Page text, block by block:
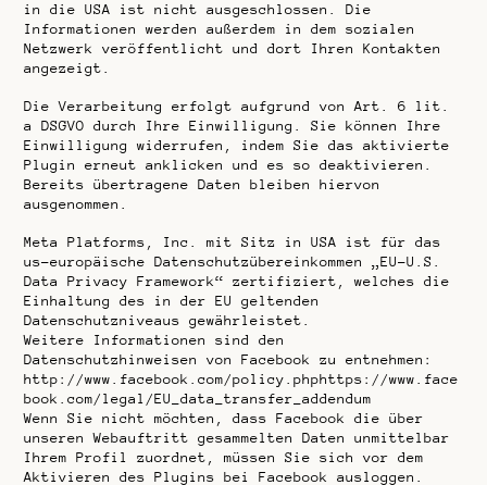
in die USA ist nicht ausgeschlossen. Die
Informationen werden außerdem in dem sozialen
Netzwerk veröffentlicht und dort Ihren Kontakten
angezeigt.
Die Verarbeitung erfolgt aufgrund von Art. 6 lit.
a DSGVO durch Ihre Einwilligung. Sie können Ihre
Einwilligung widerrufen, indem Sie das aktivierte
Plugin erneut anklicken und es so deaktivieren.
Bereits übertragene Daten bleiben hiervon
ausgenommen.
Meta Platforms, Inc. mit Sitz in USA ist für das
us-europäische Datenschutzübereinkommen „EU-U.S.
Data Privacy Framework“ zertifiziert, welches die
Einhaltung des in der EU geltenden
Datenschutzniveaus gewährleistet.
Weitere Informationen sind den
Datenschutzhinweisen von Facebook zu entnehmen:
http://www.facebook.com/policy.phphttps://www.face
book.com/legal/EU_data_transfer_addendum
Wenn Sie nicht möchten, dass Facebook die über
unseren Webauftritt gesammelten Daten unmittelbar
Ihrem Profil zuordnet, müssen Sie sich vor dem
Aktivieren des Plugins bei Facebook ausloggen.